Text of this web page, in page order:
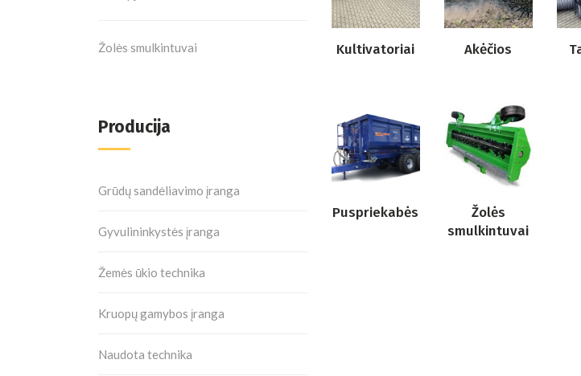
Žolės smulkintuvai
Producija
Grūdų sandėliavimo įranga
Gyvulininkystės įranga
Žemės ūkio technika
Kruopų gamybos įranga
Naudota technika
Kultivatoriai Akėčios
Puspriekabės
Žolės
smulkintuvai